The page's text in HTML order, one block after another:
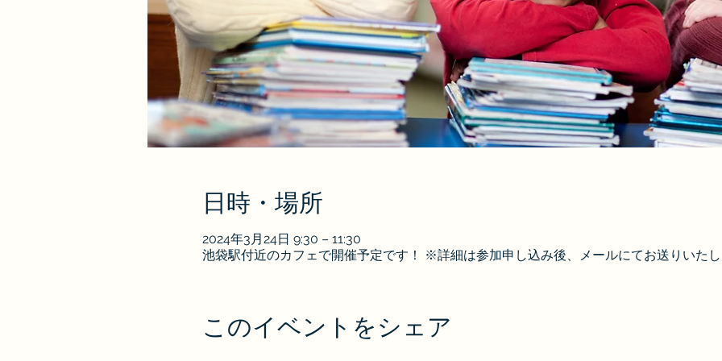
日時・場所
2024年3月24日 9:30 – 11:30
池袋駅付近のカフェで開催予定です！ ※詳細は参加申し込み後、メールにてお送りいた
このイベントをシェア